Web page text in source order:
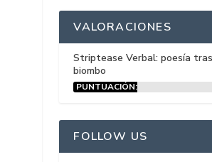
VALORACIONES
Striptease Verbal: poesía
biombo
PUNTUACIÓN:
FOLLOW US